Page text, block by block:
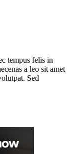
tempus felis in
a leo sit amet
Sed